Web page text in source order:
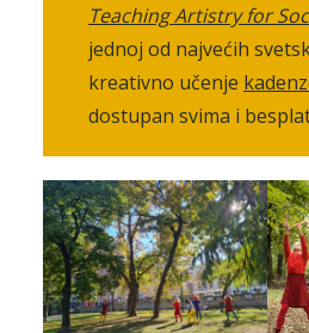
Teaching Artistry for
jednoj od najvećih
kreativno učenje
dostupan svima i